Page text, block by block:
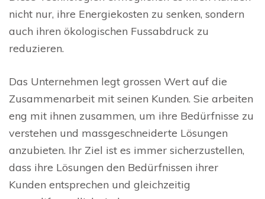
nicht nur, ihre Energiekosten zu senken, sondern
auch ihren ökologischen Fussabdruck zu
reduzieren.
Das Unternehmen legt grossen Wert auf die
Zusammenarbeit mit seinen Kunden. Sie arbeiten
eng mit ihnen zusammen, um ihre Bedürfnisse zu
verstehen und massgeschneiderte Lösungen
anzubieten. Ihr Ziel ist es immer sicherzustellen,
dass ihre Lösungen den Bedürfnissen ihrer
Kunden entsprechen und gleichzeitig